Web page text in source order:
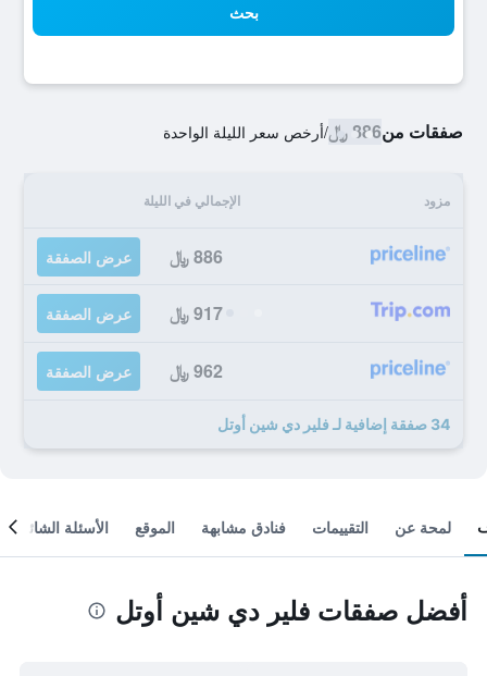
بحث
صفقات من886 ﷼ /أرخص سعر الليلة الواحدة
مزود الإجمالي في الليلة
886 ﷼ عرض الصفقة
917 ﷼ عرض الصفقة
962 ﷼ عرض الصفقة
34 صفقة إضافية لـ فلير دي شين أوتل
لمحة عن التقييمات فنادق مشابهة الموقع الأسئلة الشائعة
أفضل صفقات فلير دي شين أوتل